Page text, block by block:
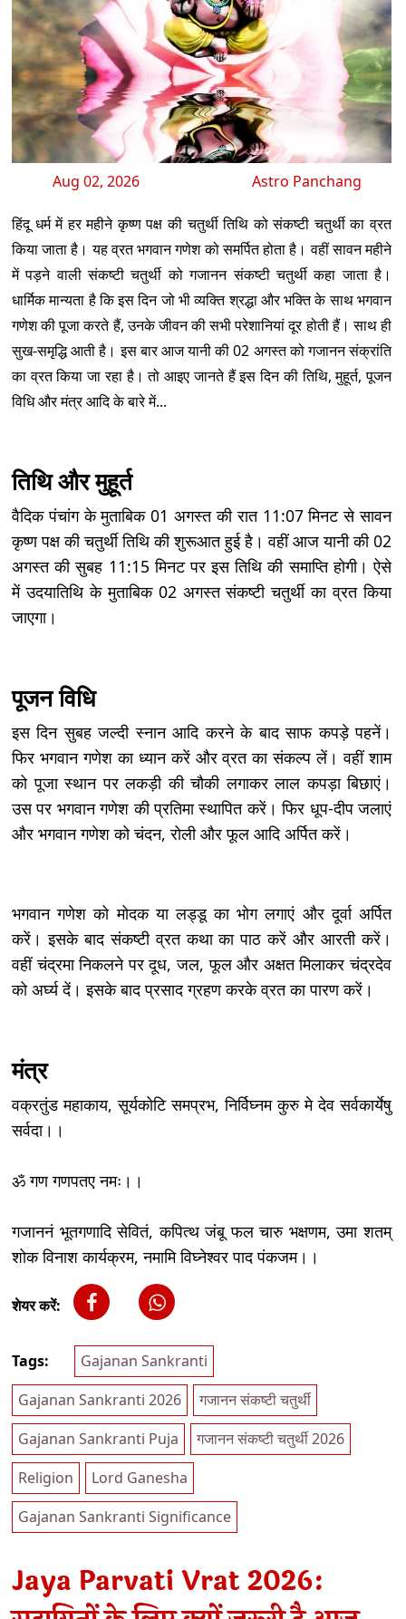
Aug 02, 2026 Astro Panchang
हिंदू धर्म में हर महीने कृष्ण पक्ष की चतुर्थी तिथि को संकष्टी चतुर्थी का व्रत
किया जाता है। यह व्रत भगवान गणेश को समर्पित होता है। वहीं सावन महीने
में पड़ने वाली संकष्टी चतुर्थी को गजानन संकष्टी चतुर्थी कहा जाता है।
धार्मिक मान्यता है कि इस दिन जो भी व्यक्ति श्रद्धा और भक्ति के साथ भगवान
गणेश की पूजा करते हैं, उनके जीवन की सभी परेशानियां दूर होती हैं। साथ ही
सुख-समृद्धि आती है। इस बार आज यानी की 02 अगस्त को गजानन संक्रांति
का व्रत किया जा रहा है। तो आइए जानते हैं इस दिन की तिथि, मुहूर्त, पूजन
विधि और मंत्र आदि के बारे में...
तिथि और मुहूर्त
वैदिक पंचांग के मुताबिक 01 अगस्त की रात 11:07 मिनट से सावन
कृष्ण पक्ष की चतुर्थी तिथि की शुरूआत हुई है। वहीं आज यानी की 02
अगस्त की सुबह 11:15 मिनट पर इस तिथि की समाप्ति होगी। ऐसे
में उदयातिथि के मुताबिक 02 अगस्त संकष्टी चतुर्थी का व्रत किया
जाएगा।
पूजन विधि
इस दिन सुबह जल्दी स्नान आदि करने के बाद साफ कपड़े पहनें।
फिर भगवान गणेश का ध्यान करें और व्रत का संकल्प लें। वहीं शाम
को पूजा स्थान पर लकड़ी की चौकी लगाकर लाल कपड़ा बिछाएं।
उस पर भगवान गणेश की प्रतिमा स्थापित करें। फिर धूप-दीप जलाएं
और भगवान गणेश को चंदन, रोली और फूल आदि अर्पित करें।
भगवान गणेश को मोदक या लड्डू का भोग लगाएं और दूर्वा अर्पित
करें। इसके बाद संकष्टी व्रत कथा का पाठ करें और आरती करें।
वहीं चंद्रमा निकलने पर दूध, जल, फूल और अक्षत मिलाकर चंद्रदेव
को अर्घ्य दें। इसके बाद प्रसाद ग्रहण करके व्रत का पारण करें।
मंत्र
वक्रतुंड महाकाय, सूर्यकोटि समप्रभ, निर्विघ्नम कुरु मे देव सर्वकार्येषु
सर्वदा।।
ॐ गण गणपतए नमः।।
गजाननं भूतगणादि सेवितं, कपित्थ जंबू फल चारु भक्षणम, उमा शतम्
शोक विनाश कार्यक्रम, नमामि विघ्नेश्वर पाद पंकजम।।
शेयर करें:
Tags:
Gajanan Sankranti
Gajanan Sankranti 2026
गजानन संकष्टी चतुर्थी
Gajanan Sankranti Puja
गजानन संकष्टी चतुर्थी 2026
Religion
Lord Ganesha
Gajanan Sankranti Significance
Jaya Parvati Vrat 2026: